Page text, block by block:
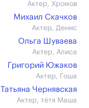
Актер, Хромов
Михаил Скачков
Актер, Денис
Ольга Шуваева
Актер, Алиса
Григорий Южаков
Актер, Гоша
Татьяна Чернявская
Актер, тётя Маша